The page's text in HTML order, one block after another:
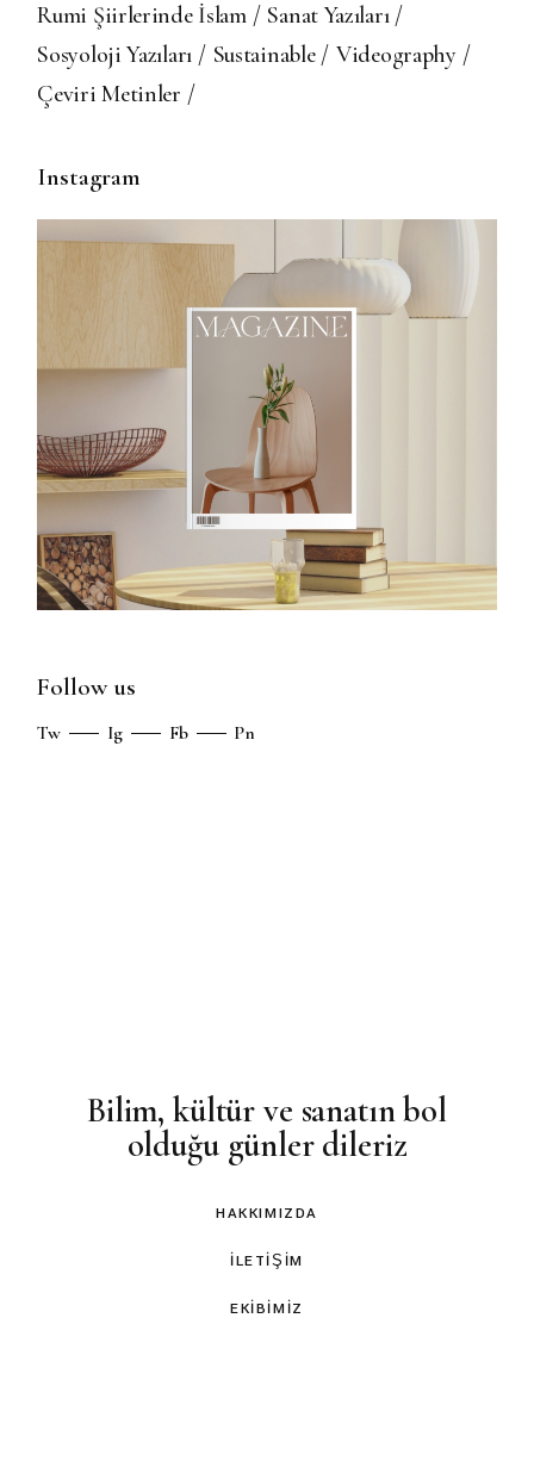
Rumi Şiirlerinde İslam
Sanat Yazıları
Sosyoloji Yazıları
Sustainable
Videography
Çeviri Metinler
Instagram
Follow us
Tw Ig Fb Pn
Bilim, kültür ve sanatın bol
olduğu günler dileriz
HAKKIMIZDA
İLETIŞIM
EKIBIMIZ